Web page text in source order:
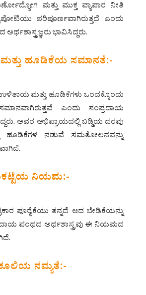
ಮತ್ತು ಮುಕ್ತ ವ್ಯಾಪಾರ ನೀತಿ
ಪರಿಪೂರ್ಣವಾಗಿರುತ್ತದೆ ಎಂದು
ಭಾವಿಸಿದ್ದರು.
ಹೂಡಿಕೆಯ ಸಮಾನತೆ:-
ಮತ್ತು ಹೂಡಿಕೆಗಳು ಒಂದಕ್ಕೊಂದು
ಎಂದು ಸಂಪ್ರದಾಯ
ಅವರ ಅಭಿಪ್ರಾಯದಲ್ಲಿ ಬಡ್ಡಿಯ ದರವು
ಹೂಡಿಕೆಗಳ ನಡುವೆ ಸಮತೋಲನವನ್ನು
ನಿಯಮ:-
ಪೂರೈಕೆಯು ತನ್ನದೆ ಆದ ಬೇಡಿಕೆಯನ್ನು
ಪಂಥದ ಅರ್ಥಶಾಸ್ತ್ರವು ಈ ನಿಯಮದ
ನಮ್ಯತೆ:-